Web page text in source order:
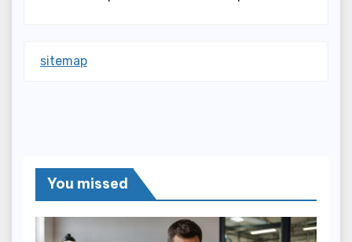
sitemap
You missed